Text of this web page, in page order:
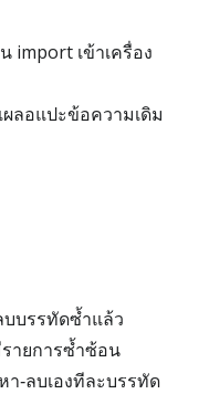
import เข้าเครื่อง
ลอแปะข้อความเดิม
บรรทัดซ้ำแล้ว
ายการซ้ำซ้อน
‑ลบเองทีละบรรทัด